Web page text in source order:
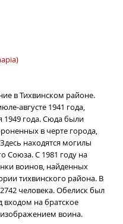
в Тихвинском районе.
августе 1941 года,
1949 года. Сюда были
в черте города,
находятся могилы
Союза. С 1981 году на
воинов, найденных
тихвинского района. В
человека. Обелиск был
входом на братское
воина.